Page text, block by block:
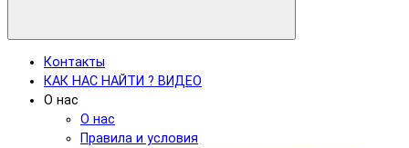
Контакты
КАК НАС НАЙТИ ? ВИДЕО
О нас
О нас
Правила и условия